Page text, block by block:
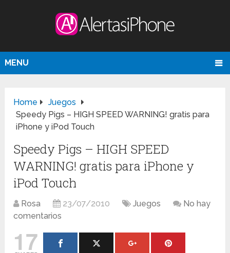
MENU
Home
Juegos
Speedy Pigs – HIGH SPEED WARNING! gratis para
iPhone y iPod Touch
Speedy Pigs – HIGH SPEED
WARNING! gratis para iPhone y
iPod Touch
Rosa 23/07/2010 Juegos
No hay
comentarios
17